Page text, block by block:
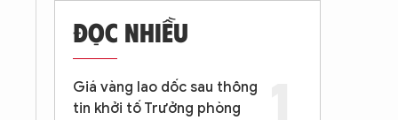
ĐỌC NHIỀU
Giá vàng lao dốc sau thông
tin khởi tố Trưởng phòng